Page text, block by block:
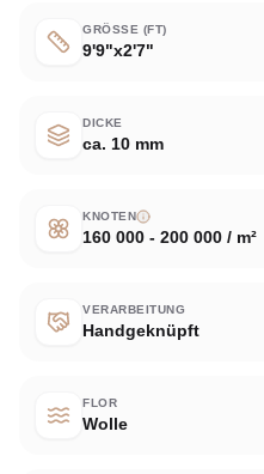
GRÖSSE (FT)
9'9"x2'7"
DICKE
ca. 10 mm
KNOTEN
160 000 - 200 000 / m²
VERARBEITUNG
Handgeknüpft
FLOR
Wolle